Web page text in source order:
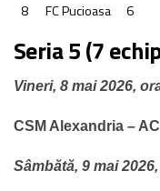
8 FC Pucioasa 6
Seria 5 (7
Vineri, 8 mai 2026,
CSM Alexandria –
Sâmbătă, 9 mai